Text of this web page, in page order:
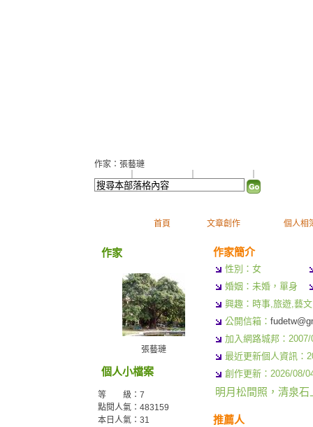
首頁 文章創作 個人相
作家：張藝璉
作家
張藝璉
個人小檔案
等 級：7
點閱人氣：483159
本日人氣：31
作家簡介
性別：女
婚姻：未婚，單身
興趣：時事,旅遊,藝
公開信箱：
加入網路城邦：
最近更新個人資訊：
創作更新：2026/08/
明月松間照，清泉石
推薦人